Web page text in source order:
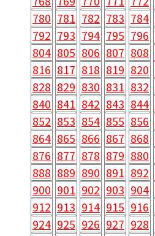
780 781 782 783 784
792 793 794 795 796
804 805 806 807 808
816 817 818 819 820
828 829 830 831 832
840 841 842 843 844
852 853 854 855 856
864 865 866 867 868
876 877 878 879 880
888 889 890 891 892
900 901 902 903 904
912 913 914 915 916
924 925 926 927 928